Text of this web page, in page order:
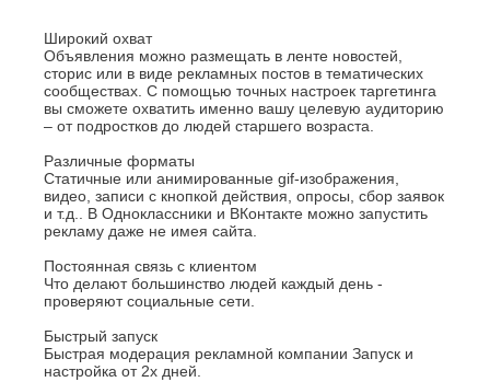
Евпатория
Екатеринбург
Елец
Ессентуки
Ж
Жуковский
З
И
Иваново
Ижевск
Й
Рязань
С
Салават
Самара
Санкт-
Петербург
Саранск
Сарапул
Саратов
Севастополь
Сергиев
Посад
Серпухов
Симферополь
Смоленск
Сочи
Широкий охват
Объявления можно размещать в ленте новостей,
сторис или в виде рекламных постов в тематических
сообществах. С помощью точных настроек таргетинга
вы сможете охватить именно вашу целевую аудиторию
– от подростков до людей старшего возраста.
Различные форматы
Статичные или анимированные gif-изображения,
видео, записи с кнопкой действия, опросы, сбор заявок
и т.д.. В Одноклассники и ВКонтакте можно запустить
рекламу даже не имея сайта.
Постоянная связь с клиентом
Что делают большинство людей каждый день -
проверяют социальные сети.
Быстрый запуск
Быстрая модерация рекламной компании Запуск и
настройка от 2х дней.